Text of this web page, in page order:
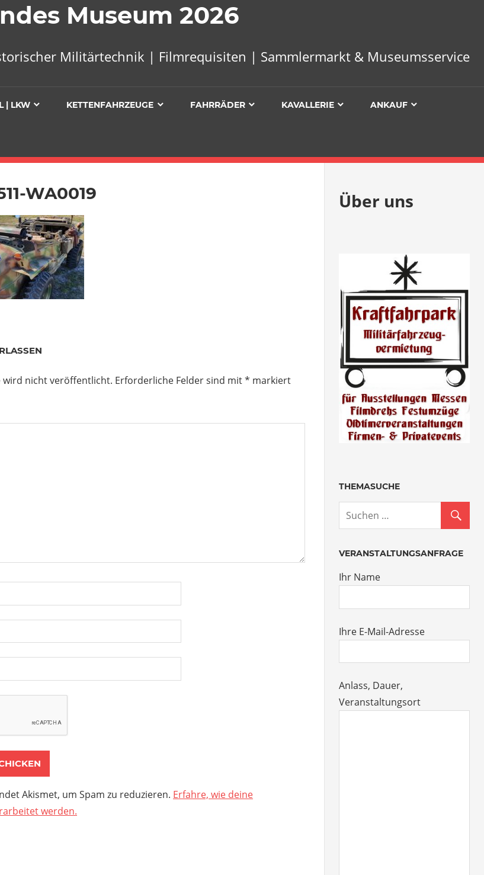
Museum 2026
Militärtechnik | Filmrequisiten | Sammlermarkt & Museumsservice
| LKW KETTENFAHRZEUGE FAHRRÄDER KAVALLERIE ANKAUF
WA0019
wird nicht veröffentlicht. Erforderliche Felder sind mit* markiert
Akismet, um Spam zu reduzieren. Erfahre, wie deine
werden.
Über uns
THEMASUCHE
VERANSTALTUNGSANFRAGE
Ihr Name
Ihre E-Mail-Adresse
Anlass, Dauer,
Veranstaltungsort